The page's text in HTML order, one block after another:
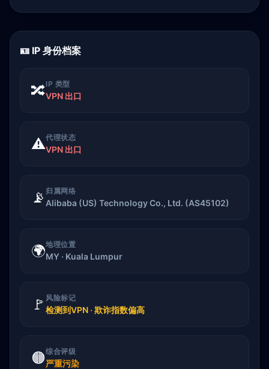
🪪 IP 身份档案
🔀IP 类型
VPN 出口
⚠️代理状态
VPN 出口
📡 归属网络
Alibaba (US) Technology Co., Ltd. (AS45102)
🌍地理位置
MY · Kuala Lumpur
🚩 风险标记
检测到VPN · 欺诈指数偏高
🟠综合评级
严重污染